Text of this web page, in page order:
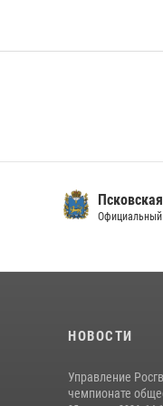
Официальный
НОВОСТИ
Управление
чемпионате